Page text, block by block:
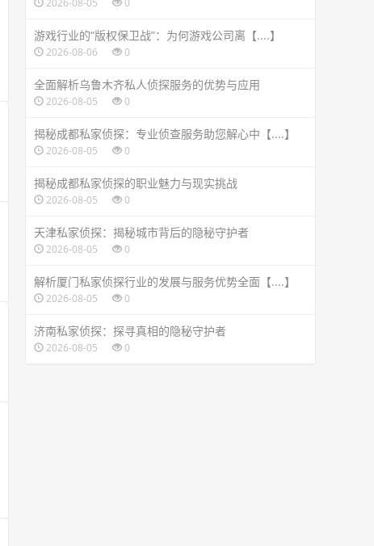
2026-08-05 0
游戏行业的“版权保卫战”：为何游戏公司离【....】
2026-08-06 0
全面解析乌鲁木齐私人侦探服务的优势与应用
2026-08-05 0
揭秘成都私家侦探：专业侦查服务助您解心中【....】
2026-08-05 0
揭秘成都私家侦探的职业魅力与现实挑战
2026-08-05 0
天津私家侦探：揭秘城市背后的隐秘守护者
2026-08-05 0
解析厦门私家侦探行业的发展与服务优势全面【....】
2026-08-05 0
济南私家侦探：探寻真相的隐秘守护者
2026-08-05 0